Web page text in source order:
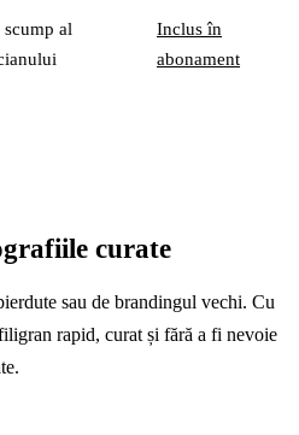
al
Inclus în
abonament
curate
sau de brandingul vechi. Cu
rapid, curat și fără a fi nevoie